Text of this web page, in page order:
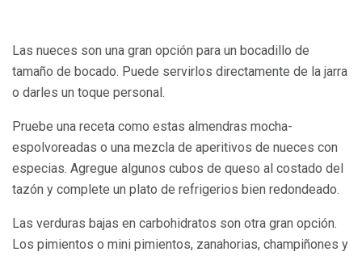
Las nueces son una gran opción para un bocadillo de
tamaño de bocado. Puede servirlos directamente de la jarra
o darles un toque personal.
Pruebe una receta como estas almendras mocha-
espolvoreadas o una mezcla de aperitivos de nueces con
especias. Agregue algunos cubos de queso al costado del
tazón y complete un plato de refrigerios bien redondeado.
Las verduras bajas en carbohidratos son otra gran opción.
Los pimientos o mini pimientos, zanahorias, champiñones y